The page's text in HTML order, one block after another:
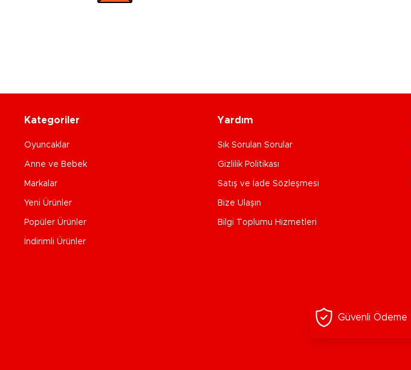
Kategoriler
Oyuncaklar
Anne ve Bebek
Markalar
Yeni Ürünler
Popüler Ürünler
İndirimli Ürünler
Yardım
Sık Sorulan Sorular
Gizlilik Politikası
Satış ve İade Sözleşmesi
Bize Ulaşın
Bilgi Toplumu Hizmetleri
Güvenli Ödeme